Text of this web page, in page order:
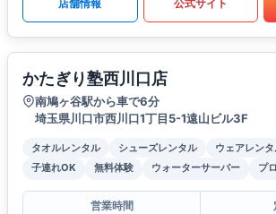
店舗情報 公式サイト
かたぎり塾西川口店
南鳩ヶ谷駅から車で6分
埼玉県川口市西川口1丁目5-1遠山ビル3F
タオルレンタル シューズレンタル ウェアレン
子連れOK
無料体験 ウォーターサーバー プ
営業時間